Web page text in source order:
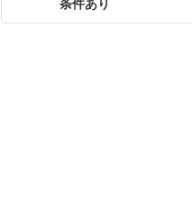
条件あり